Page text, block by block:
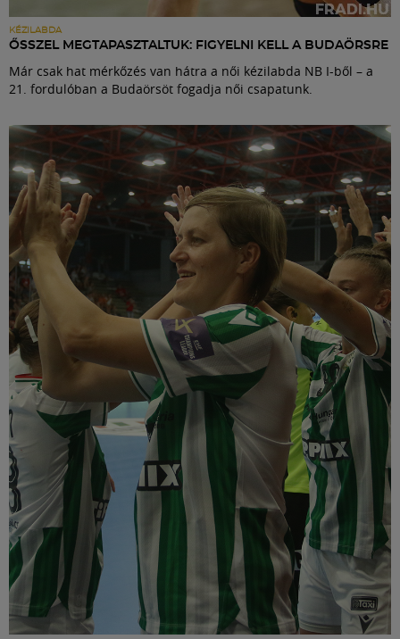
KÉZILABDA
ŐSSZEL MEGTAPASZTALTUK: FIGYELNI KELL A BUDAÖRSRE
Már csak hat mérkőzés van hátra a női kézilabda NB I-ből – a
21. fordulóban a Budaörsöt fogadja női csapatunk.